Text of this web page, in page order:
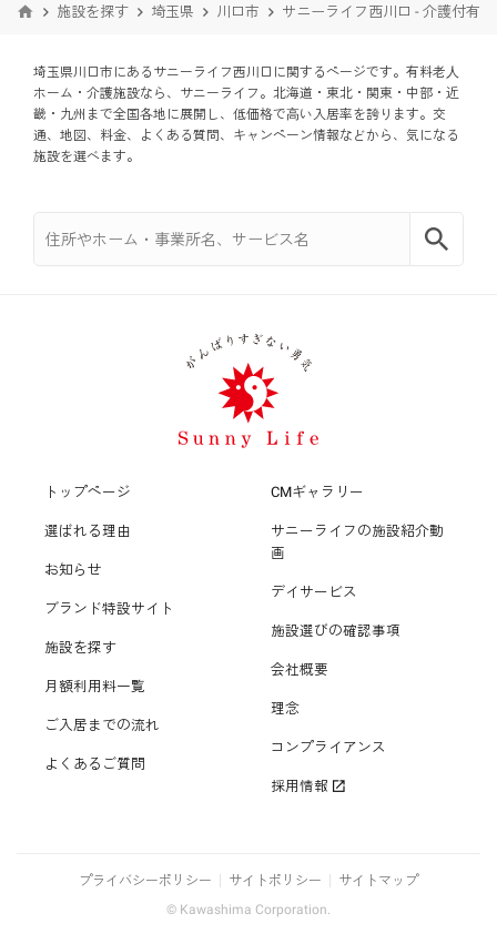
施設を探す 埼玉県 川口市 サニーライフ西川口 - 介護付有
埼玉県川口市にあるサニーライフ西川口に関するページです。有料老⼈
ホーム・介護施設なら、サニーライフ。北海道・東北・関東・中部・近
畿・九州まで全国各地に展開し、低価格で⾼い入居率を誇ります。交
通、地図、料金、よくある質問、キャンペーン情報などから、気になる
施設を選べます。
トップページ
選ばれる理由
お知らせ
ブランド特設サイト
施設を探す
月額利用料一覧
ご入居までの流れ
よくあるご質問
CMギャラリー
サニーライフの施設紹介動
画
デイサービス
施設選びの確認事項
会社概要
理念
コンプライアンス
採用情報
プライバシーポリシー サイトポリシー
サイトマップ
© Kawashima Corporation.